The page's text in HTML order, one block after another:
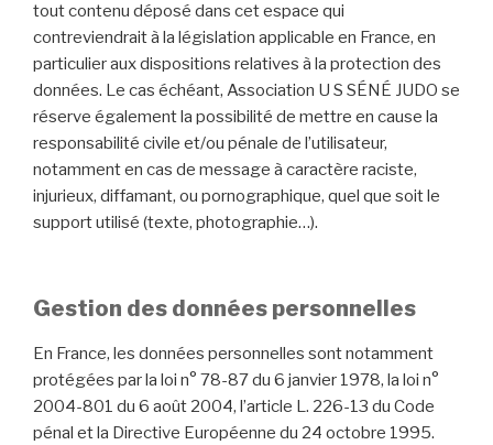
tout contenu déposé dans cet espace qui
contreviendrait à la législation applicable en France, en
particulier aux dispositions relatives à la protection des
données. Le cas échéant, Association U S SÉNÉ JUDO se
réserve également la possibilité de mettre en cause la
responsabilité civile et/ou pénale de l’utilisateur,
notamment en cas de message à caractère raciste,
injurieux, diffamant, ou pornographique, quel que soit le
support utilisé (texte, photographie…).
Gestion des données personnelles
En France, les données personnelles sont notamment
protégées par la loi n° 78-87 du 6 janvier 1978, la loi n°
2004-801 du 6 août 2004, l’article L. 226-13 du Code
pénal et la Directive Européenne du 24 octobre 1995.